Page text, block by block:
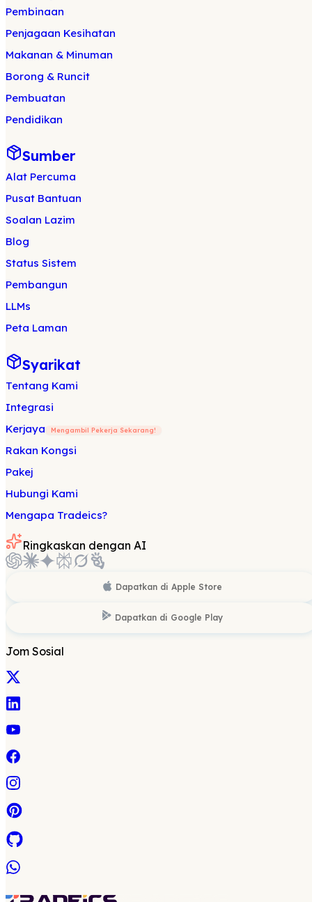
Pembinaan
Penjagaan Kesihatan
Makanan & Minuman
Borong & Runcit
Pembuatan
Pendidikan
Sumber
Alat Percuma
Pusat Bantuan
Soalan Lazim
Blog
Status Sistem
Pembangun
LLMs
Peta Laman
Syarikat
Tentang Kami
Integrasi
Kerjaya
Mengambil Pekerja Sekarang!
Rakan Kongsi
Pakej
Hubungi Kami
Mengapa Tradeics?
Ringkaskan dengan AI
Dapatkan di Apple Store
Dapatkan di Google Play
Jom Sosial